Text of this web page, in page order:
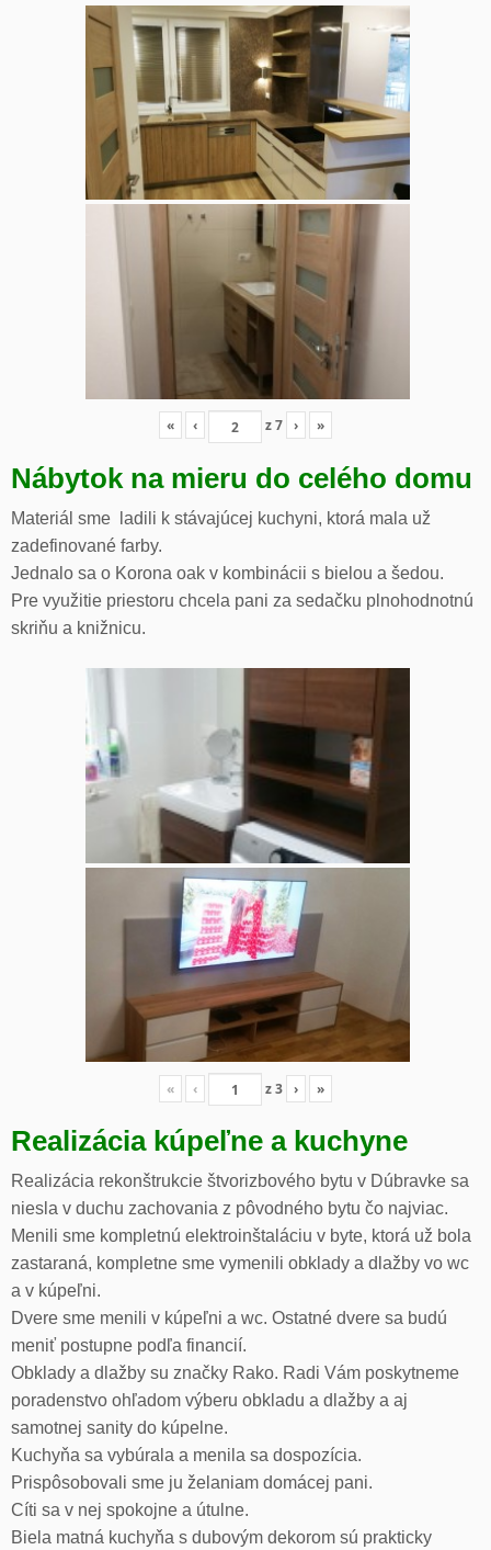
« ‹ z7 › »
Nábytok na mieru do celého domu
Materiál sme ladili k stávajúcej kuchyni, ktorá mala už
zadefinované farby.
Jednalo sa o Korona oak v kombinácii s bielou a šedou.
Pre využitie priestoru chcela pani za sedačku plnohodnotnú
skriňu a knižnicu.
« ‹ z3 › »
Realizácia kúpeľne a kuchyne
Realizácia rekonštrukcie štvorizbového bytu v Dúbravke sa
niesla v duchu zachovania z pôvodného bytu čo najviac.
Menili sme kompletnú elektroinštaláciu v byte, ktorá už bola
zastaraná, kompletne sme vymenili obklady a dlažby vo wc
a v kúpeľni.
Dvere sme menili v kúpeľni a wc. Ostatné dvere sa budú
meniť postupne podľa financií.
Obklady a dlažby su značky Rako. Radi Vám poskytneme
poradenstvo ohľadom výberu obkladu a dlažby a aj
samotnej sanity do kúpelne.
Kuchyňa sa vybúrala a menila sa dospozícia.
Prispôsobovali sme ju želaniam domácej pani.
Cíti sa v nej spokojne a útulne.
Biela matná kuchyňa s dubovým dekorom sú prakticky